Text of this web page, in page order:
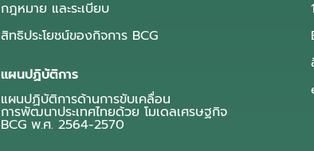
กฎหมาย และระเบียบ
สิทธิประโยชน์ของกิจการ BCG
แผนปฏิบัติการ
แผนปฏิบัติการด้านการขับเคลื่อน
การพัฒนาประเทศไทยด้วย โมเดลเศรษฐกิจ
BCG พ.ศ. 2564-2570